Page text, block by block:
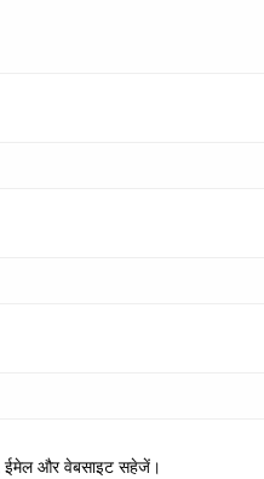
ईमेल और वेबसाइट सहेजें।